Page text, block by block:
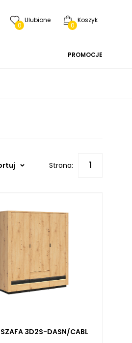
0
Ulubione
0
Koszyk
PROMOCJE
Strona:
3D2S-DASN/CABL